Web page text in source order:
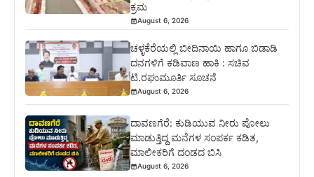
ಕ್ರಮ
August 6, 2026
ಚಳ್ಳಕೆರೆಯಲ್ಲಿ ಬೀದಿನಾಯಿ ಹಾಗೂ ಬಿಡಾಡಿ
ದನಗಳಿಗೆ ಕಡಿವಾಣ ಹಾಕಿ : ಸಚಿವ
ಟಿ.ರಘುಮೂರ್ತಿ ಸೂಚನೆ
August 6, 2026
ದಾವಣಗೆರೆ: ಕುಡಿಯುವ ನೀರು ಪೋಲು
ಮಾಡುತ್ತಿದ್ದ ಮನೆಗಳ ಸಂಪರ್ಕ ಕಡಿತ,
ಮಾಲೀಕರಿಗೆ ದಂಡದ ಬಿಸಿ
August 6, 2026